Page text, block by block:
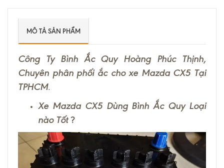
MÔ TẢ SẢN PHẨM
Công Ty Bình Ắc Quy Hoàng Phúc Thịnh,
Chuyên phân phối ắc cho xe Mazda CX5 Tại
TPHCM.
Xe Mazda CX5 Dùng Bình Ắc Quy Loại
nào Tốt?